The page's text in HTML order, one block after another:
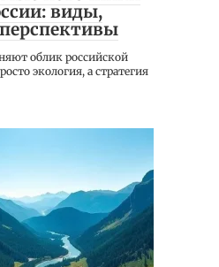
виды,
облик российской
экология, а стратегия